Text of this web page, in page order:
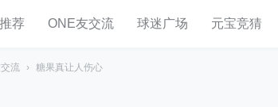
推荐 ONE友交流 球迷广场 元宝竞猜
流 › 糖果真让人伤心